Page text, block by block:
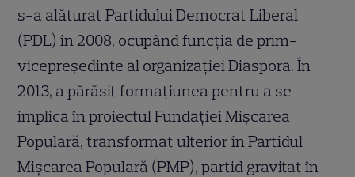
s-a alăturat Partidului Democrat Liberal
(PDL) în 2008, ocupând funcția de prim-
vicepreședinte al organizației Diaspora. În
2013, a părăsit formațiunea pentru a se
implica în proiectul Fundației Mișcarea
Populară, transformat ulterior în Partidul
Mișcarea Populară (PMP), partid gravitat în